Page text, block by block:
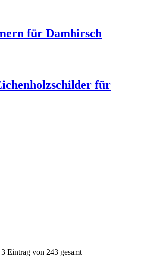
für Damhirsch
für
Eintrag von 243 gesamt